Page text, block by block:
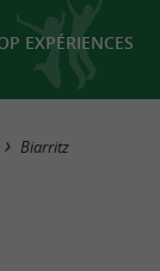
EXPÉRIENCES
la carte
Biarritz